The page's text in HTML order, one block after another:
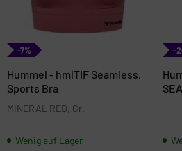
-7%
Hummel - hmlTIF Seamless,
Sports Bra
MINERAL RED, Gr.
Wenig auf Lager
-